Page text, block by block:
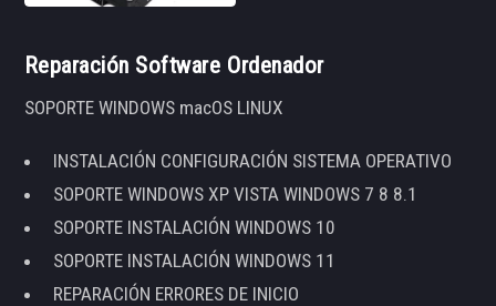
Reparación Software Ordenador
SOPORTE WINDOWS macOS LINUX
INSTALACIÓN CONFIGURACIÓN SISTEMA OPERATIVO
SOPORTE WINDOWS XP VISTA WINDOWS 7 8 8.1
SOPORTE INSTALACIÓN WINDOWS 10
SOPORTE INSTALACIÓN WINDOWS 11
REPARACIÓN ERRORES DE INICIO